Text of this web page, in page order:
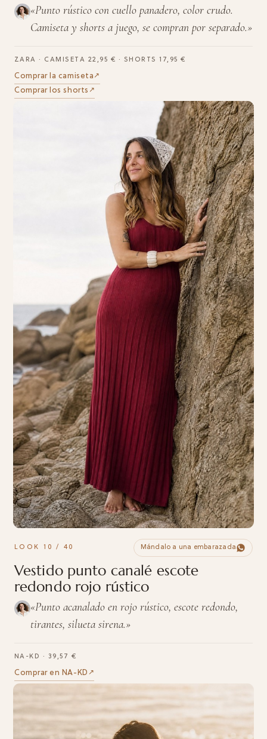
«Punto rústico con cuello panadero, color crudo.
Camiseta y shorts a juego, se compran por separado.»
ZARA · CAMISETA 22,95 € · SHORTS 17,95 €
Comprar la camiseta ↗︎
Comprar los shorts ↗︎
LOOK 10 / 40 Mándalo a una embarazada
Vestido punto canalé escote
redondo rojo rústico
«Punto acanalado en rojo rústico, escote redondo,
tirantes, silueta sirena.»
NA-KD · 39,57 €
Comprar en NA-KD ↗︎